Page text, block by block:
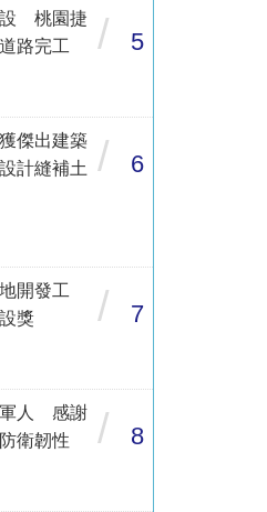
設 桃園捷
路完工
/ 5
傑出建築
計縫補土
/ 6
開發工
獎
/ 7
軍人 感謝
衛韌性
/ 8